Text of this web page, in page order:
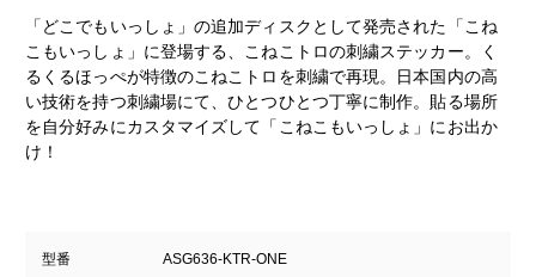
「どこでもいっしょ」の追加ディスクとして発売された「こね
こもいっしょ」に登場する、こねこトロの刺繍ステッカー。く
るくるほっぺが特徴のこねこトロを刺繍で再現。日本国内の高
い技術を持つ刺繍場にて、ひとつひとつ丁寧に制作。貼る場所
を自分好みにカスタマイズして「こねこもいっしょ」にお出か
け！
型番 ASG636-KTR-ONE